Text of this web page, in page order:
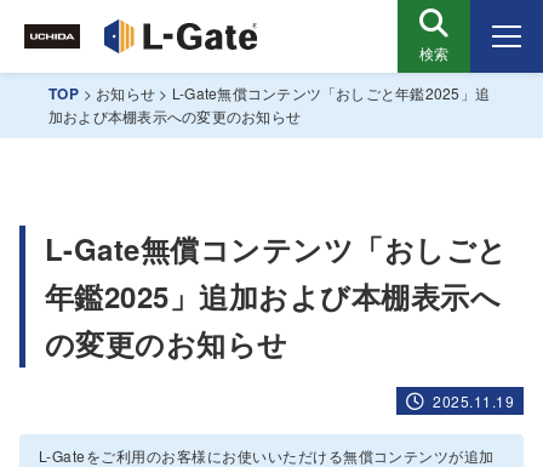
検索
TOP > お知らせ > L-Gate無償コンテンツ「おしごと年鑑2025」追
加および本棚表示への変更のお知らせ
L-Gate無償コンテンツ「おしごと
年鑑2025」追加および本棚表示へ
の変更のお知らせ
2025.11.19
L-Gateをご利用のお客様にお使いいただける無償コンテンツが追加